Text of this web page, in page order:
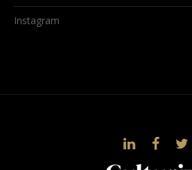
Instagram